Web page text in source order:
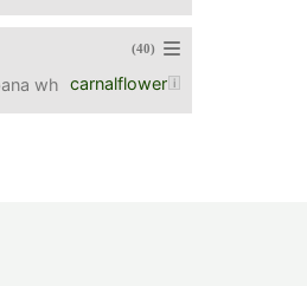
(40)
carnalflower
whatsapp'tan pek fazla ilgi